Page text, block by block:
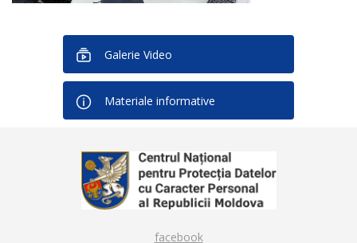
Galerie Video
Materiale informative
facebook